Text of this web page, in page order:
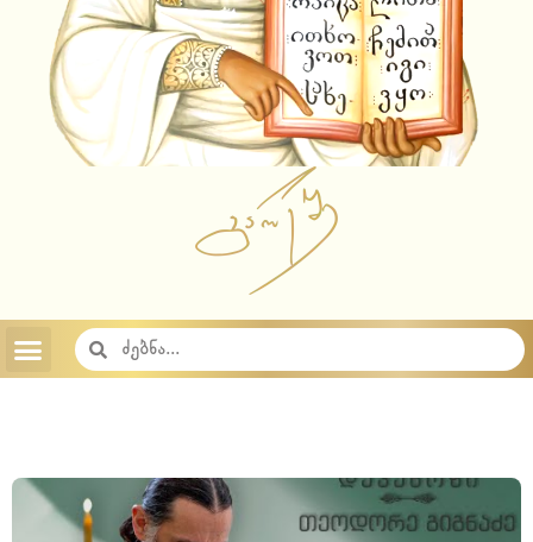
ვიდეოამონარიდები
ტექსტური ამონარიდები
YouTube Shorts
სიახლეები
აუდიო ჩანაწერები
აუდიო ჩანაწერები 2023
აუდიო ჩანაწერები 2022
აუდიო ჩანაწერები 2021
აუდიო ჩანაწერები 2020
საიტის შესახებ